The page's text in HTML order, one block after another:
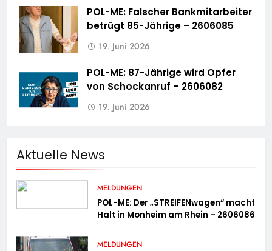
POL-ME: Falscher Bankmitarbeiter
betrügt 85-Jährige – 2606085
19. Juni 2026
POL-ME: 87-Jährige wird Opfer
von Schockanruf – 2606082
19. Juni 2026
Aktuelle News
MELDUNGEN
POL-ME: Der „STREIFENwagen“ macht
Halt in Monheim am Rhein – 2606086
MELDUNGEN